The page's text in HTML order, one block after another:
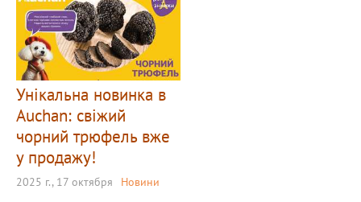
Унікальна новинка в
Auchan: свіжий
чорний трюфель вже
у продажу!
2025 г., 17 октября Новини